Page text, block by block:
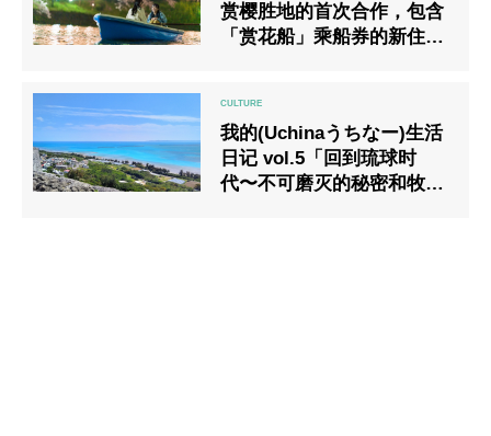
赏樱胜地的首次合作，包含
「赏花船」乘船券的新住宿
我的(Uchinaうちなー)生活
日记 vol.5「回到琉球时
代〜不可磨灭的秘密和牧师